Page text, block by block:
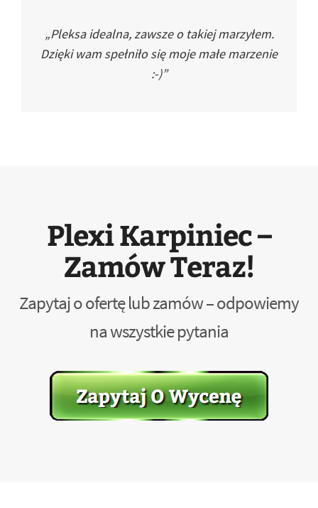
„Pleksa idealna, zawsze o takiej marzyłem.
Dzięki wam spełniło się moje małe marzenie
:-)”
Plexi Karpiniec –
Zamów Teraz!
Zapytaj o ofertę lub zamów – odpowiemy
na wszystkie pytania